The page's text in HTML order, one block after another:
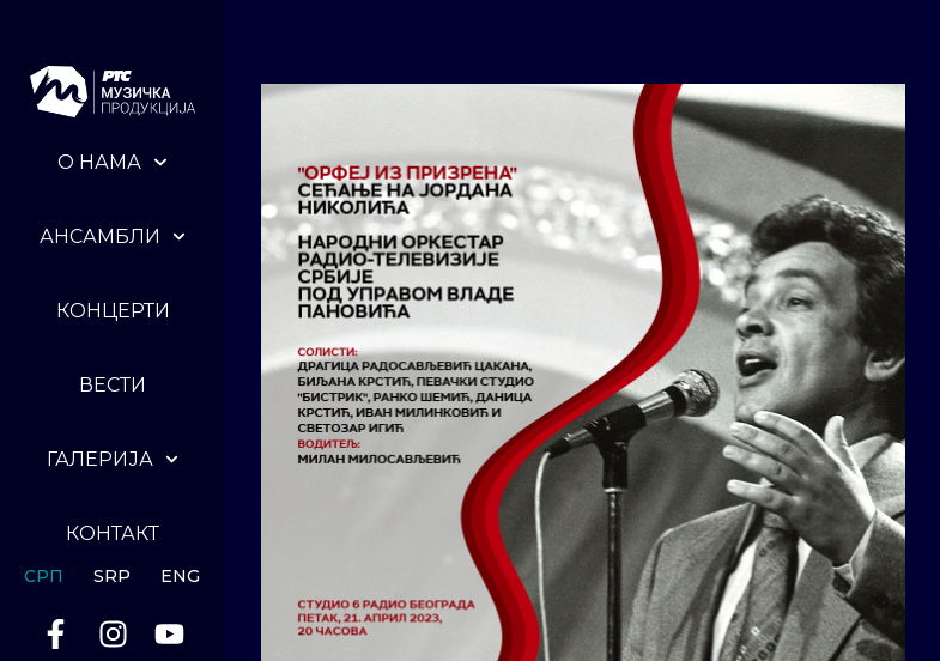
О НАМА
АНСАМБЛИ
КОНЦЕРТИ
ВЕСТИ
ГАЛЕРИЈА
КОНТАКТ
СРП SRP ENG